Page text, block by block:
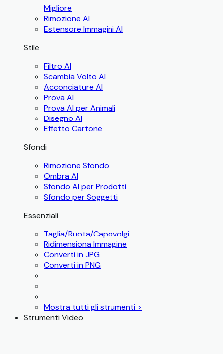
Migliore
Rimozione AI
Estensore Immagini AI
Stile
Filtro AI
Scambia Volto AI
Acconciature AI
Prova AI
Prova AI per Animali
Disegno AI
Effetto Cartone
Sfondi
Rimozione Sfondo
Ombra AI
Sfondo AI per Prodotti
Sfondo per Soggetti
Essenziali
Taglia/Ruota/Capovolgi
Ridimensiona Immagine
Converti in JPG
Converti in PNG
Mostra tutti gli strumenti >
Strumenti Video